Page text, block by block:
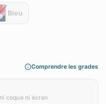
Bleu
Comprendre les grades
coque ni écran